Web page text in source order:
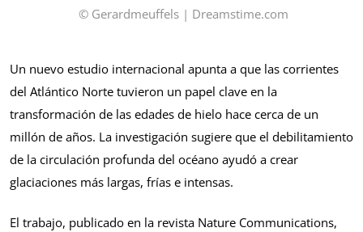
© Gerardmeuffels | Dreamstime.com
Un nuevo estudio internacional apunta a que las corrientes
del Atlántico Norte tuvieron un papel clave en la
transformación de las edades de hielo hace cerca de un
millón de años. La investigación sugiere que el debilitamiento
de la circulación profunda del océano ayudó a crear
glaciaciones más largas, frías e intensas.
El trabajo, publicado en la revista Nature Communications,